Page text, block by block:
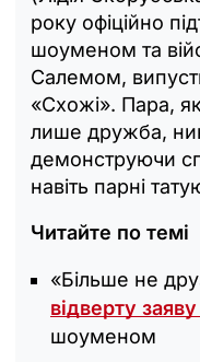
року офіційно
шоуменом та
Салемом,
«Схожі». Пара,
лише дружба,
демонструючи
навіть парні
Читайте по темі
«Більше не
відверту
шоуменом